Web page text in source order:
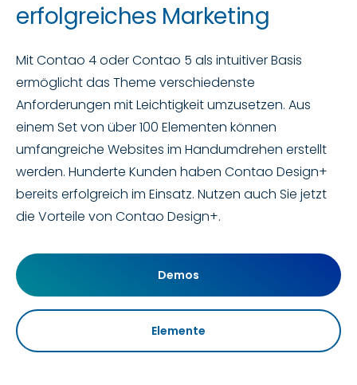
erfolgreiches Marketing
Mit Contao 4 oder Contao 5 als intuitiver Basis
ermöglicht das Theme verschiedenste
Anforderungen mit Leichtigkeitumzusetzen. Aus
einem Set von über 100 Elementen können
umfangreiche Websites im Handumdrehen erstellt
werden. Hunderte Kunden haben Contao Design+
bereits erfolgreich im Einsatz. Nutzen auch Sie jetzt
die Vorteile von Contao Design+.
Demos
Elemente